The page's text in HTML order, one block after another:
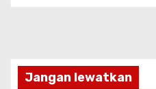
Jangan lewatkan